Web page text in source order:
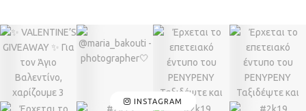
INSTAGRAM